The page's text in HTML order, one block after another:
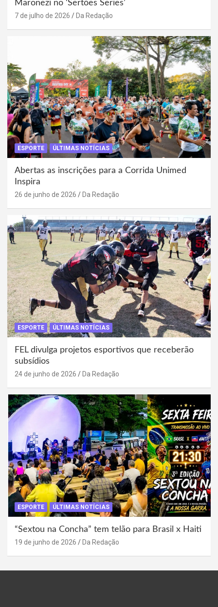
Maronezi no ‘Sertões Series’
7 de julho de 2026 Da Redação
ESPORTE ÚLTIMAS NOTÍCIAS
Abertas as inscrições para a Corrida Unimed
Inspira
26 de junho de 2026 Da Redação
ESPORTE ÚLTIMAS NOTÍCIAS
FEL divulga projetos esportivos que receberão
subsídios
24 de junho de 2026 Da Redação
ESPORTE ÚLTIMAS NOTÍCIAS
“Sextou na Concha” tem telão para Brasil x Haiti
19 de junho de 2026 Da Redação